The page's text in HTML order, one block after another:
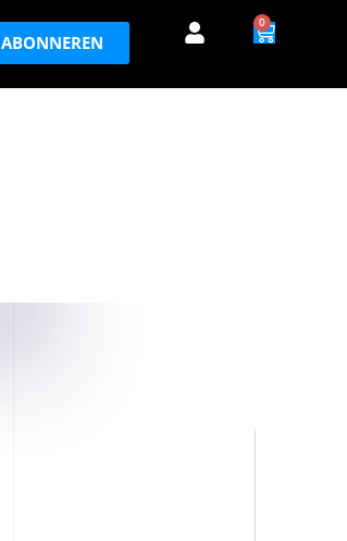
ABONNEREN
0